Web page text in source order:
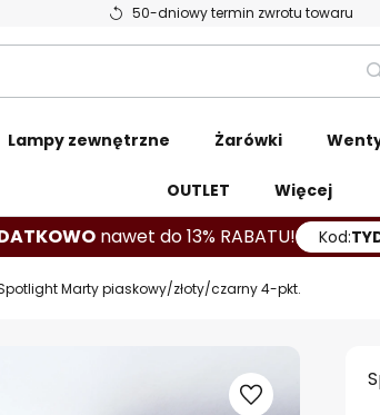
50-dniowy termin zwrotu towaru
Lampy zewnętrzne Żarówki
OUTLET Więcej
nawet do 13% RABATU! Kod:
Marty piaskowy/złoty/czarny 4-pkt.